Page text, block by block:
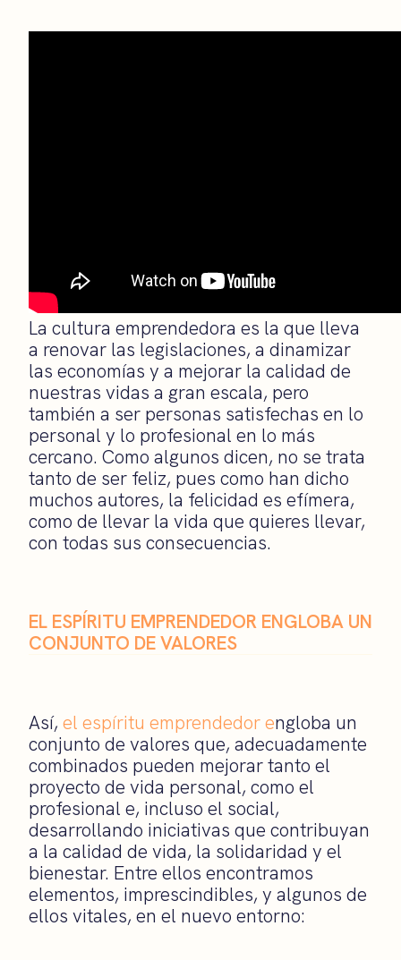
La cultura emprendedora es la que lleva
a renovar las legislaciones, a dinamizar
las economías y a mejorar la calidad de
nuestras vidas a gran escala, pero
también a ser personas satisfechas en lo
personal y lo profesional en lo más
cercano. Como algunos dicen, no se trata
tanto de ser feliz, pues como han dicho
muchos autores, la felicidad es efímera,
como de llevar la vida que quieres llevar,
con todas sus consecuencias.
EL ESPÍRITU EMPRENDEDOR ENGLOBA UN
CONJUNTO DE VALORES
Así, el espíritu emprendedor engloba un
conjunto de valores que, adecuadamente
combinados pueden mejorar tanto el
proyecto de vida personal, como el
profesional e, incluso el social,
desarrollando iniciativas que contribuyan
a la calidad de vida, la solidaridad y el
bienestar. Entre ellos encontramos
elementos, imprescindibles, y algunos de
ellos vitales, en el nuevo entorno: